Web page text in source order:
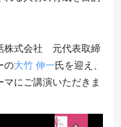
株式会社 元代表取締
の大竹 伸一氏を迎え、
マにご講演いただきま